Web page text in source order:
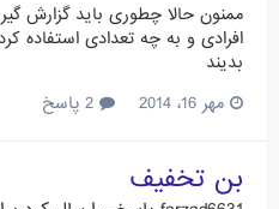
ممنون حالا چطوری باید گزارش
افرادی و به چه تعدادی استفاده
بدیند
مهر 16، 2014
بن تخفیف